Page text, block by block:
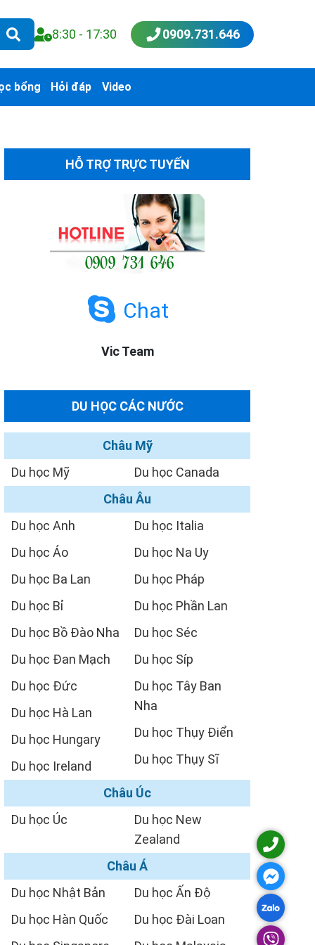
8:30 - 17:30 0909.731.646
bổng Hỏi đáp Video
HỖ TRỢ TRỰC TUYẾN
Chat
Vic Team
DU HỌC CÁC NƯỚC
Châu Mỹ
Du học Mỹ
Du học Canada
Châu Âu
Du học Anh
Du học Áo
Du học Ba Lan
Du học Bỉ
Du học Bồ Đào Nha
Du học Đan Mạch
Du học Đức
Du học Hà Lan
Du học Hungary
Du học Ireland
Du học Italia
Du học Na Uy
Du học Pháp
Du học Phần Lan
Du học Séc
Du học Síp
Du học Tây Ban
Nha
Du học Thụy Điển
Du học Thụy Sĩ
Châu Úc
Du học Úc
Du học New
Zealand
Châu Á
Du học Nhật Bản
Du học Hàn Quốc
Du học Ấn Độ
Du học Đài Loan